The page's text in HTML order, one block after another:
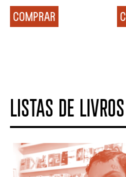
COMPRAR
LISTAS DE LIVROS